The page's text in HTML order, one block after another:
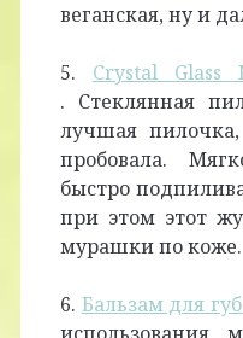
веганская, ну и
5. Crystal
. Стеклянная
лучшая
пробовала.
быстро
при этом этот
мурашки по коже.
6. Бальзам для